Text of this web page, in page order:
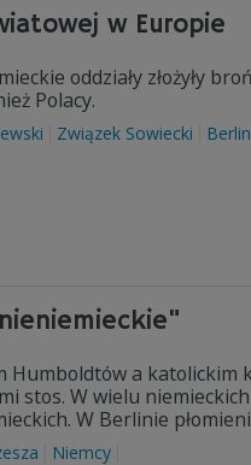
w Europie
oddziały złożyły
Polacy.
Związek Sowiecki Berlin
a katolickim
stos. W wielu
W Berlinie
Niemcy